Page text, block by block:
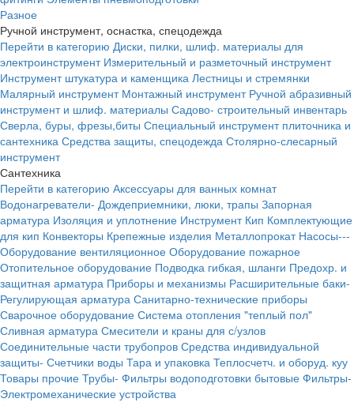
Разное
Ручной инструмент, оснастка, спецодежда
Перейти в категорию Диски, пилки, шлиф. материалы для
электроинструмент Измерительный и разметочный инструмент
Инструмент штукатура и каменщика Лестницы и стремянки
Малярный инструмент Монтажный инструмент Ручной абразивный
инструмент и шлиф. материалы Садово- строительный инвентарь
Сверла, буры, фрезы,биты Специальный инструмент плиточника и
сантехника Средства защиты, спецодежда Столярно-слесарный
инструмент
Сантехника
Перейти в категорию Аксессуары для ванных комнат
Водонагреватели- Дождеприемники, люки, трапы Запорная
арматура Изоляция и уплотнение Инструмент Кип Комплектующие
для кип Конвекторы Крепежные изделия Металлопрокат Насосы---
Оборудование вентиляционное Оборудование пожарное
Отопительное оборудование Подводка гибкая, шланги Предохр. и
защитная арматура Приборы и механизмы Расширительные баки-
Регулирующая арматура Санитарно-технические приборы
Сварочное оборудование Система отопления "теплый пол"
Сливная арматура Смесители и краны для с/узлов
Соединительные части трубопров Средства индивидуальной
защиты- Счетчики воды Тара и упаковка Теплосчетч. и оборуд. куу
Товары прочие Трубы- Фильтры водоподготовки бытовые Фильтры-
Электромеханические устройства